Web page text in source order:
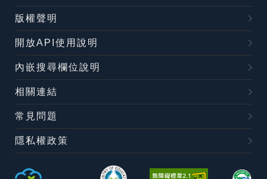
版權聲明
開放API使用說明
內嵌搜尋欄位說明
相關連結
常見問題
隱私權政策